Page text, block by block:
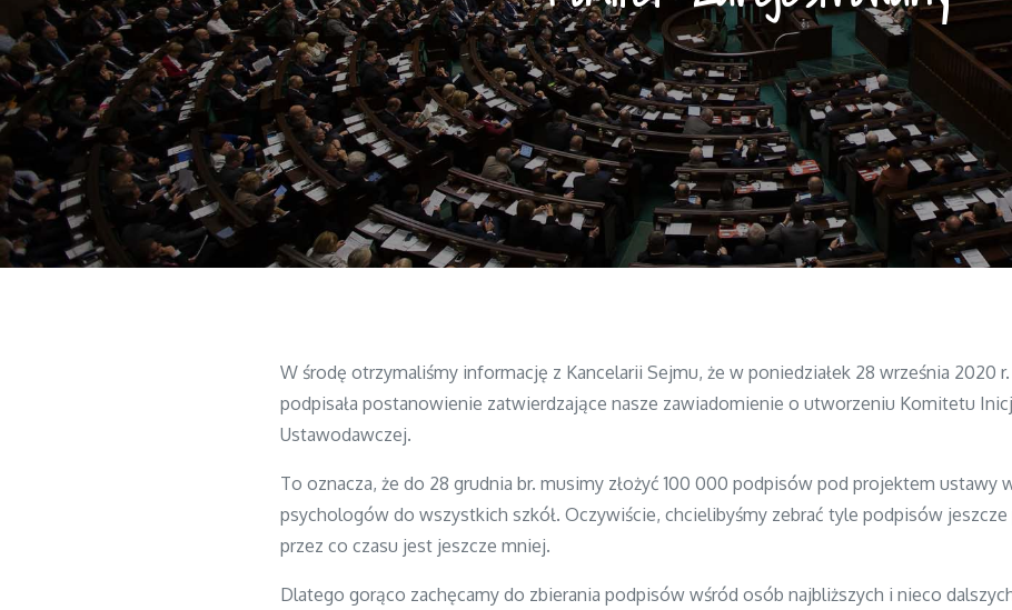
W środę otrzymaliśmy informację z Kancelarii Sejmu, że w poniedziałek 28 września 2020 r.
podpisała postanowienie zatwierdzające nasze zawiadomienie o utworzeniu Komitetu
Ustawodawczej.
To oznacza, że do 28 grudnia br. musimy złożyć 100 000 podpisów pod projektem ustawy
psychologów do wszystkich szkół. Oczywiście, chcielibyśmy zebrać tyle podpisów
przez co czasu jest jeszcze mniej.
Dlatego gorąco zachęcamy do zbierania podpisów wśród osób najbliższych i nieco